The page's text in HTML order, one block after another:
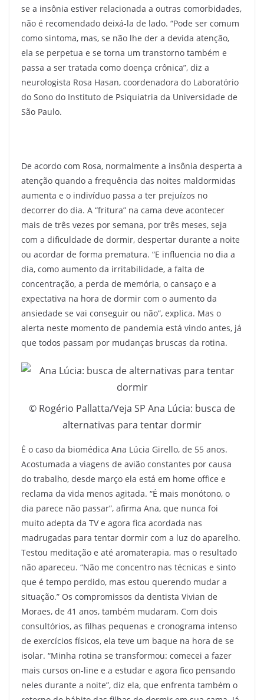
se a insônia estiver relacionada a outras comorbidades,
não é recomendado deixá-la de lado. “Pode ser comum
como sintoma, mas, se não lhe der a devida atenção,
ela se perpetua e se torna um transtorno também e
passa a ser tratada como doença crônica”, diz a
neurologista Rosa Hasan, coordenadora do Laboratório
do Sono do Instituto de Psiquiatria da Universidade de
São Paulo.
De acordo com Rosa, normalmente a insônia desperta a
atenção quando a frequência das noites maldormidas
aumenta e o indivíduo passa a ter prejuízos no
decorrer do dia. A “fritura” na cama deve acontecer
mais de três vezes por semana, por três meses, seja
com a dificuldade de dormir, despertar durante a noite
ou acordar de forma prematura. “E influencia no dia a
dia, como aumento da irritabilidade, a falta de
concentração, a perda de memória, o cansaço e a
expectativa na hora de dormir com o aumento da
ansiedade se vai conseguir ou não”, explica. Mas o
alerta neste momento de pandemia está vindo antes, já
que todos passam por mudanças bruscas da rotina.
© Rogério Pallatta/Veja SP Ana Lúcia: busca de
alternativas para tentar dormir
É o caso da biomédica Ana Lúcia Girello, de 55 anos.
Acostumada a viagens de avião constantes por causa
do trabalho, desde março ela está em home office e
reclama da vida menos agitada. “É mais monótono, o
dia parece não passar”, afirma Ana, que nunca foi
muito adepta da TV e agora fica acordada nas
madrugadas para tentar dormir com a luz do aparelho.
Testou meditação e até aromaterapia, mas o resultado
não apareceu. “Não me concentro nas técnicas e sinto
que é tempo perdido, mas estou querendo mudar a
situação.” Os compromissos da dentista Vivian de
Moraes, de 41 anos, também mudaram. Com dois
consultórios, as filhas pequenas e cronograma intenso
de exercícios físicos, ela teve um baque na hora de se
isolar. “Minha rotina se transformou: comecei a fazer
mais cursos on-line e a estudar e agora fico pensando
neles durante a noite”, diz ela, que enfrenta também o